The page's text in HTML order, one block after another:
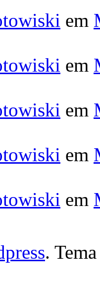
em
em
em
em
em
.